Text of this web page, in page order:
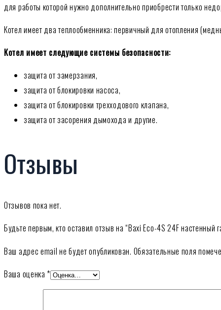
для работы которой нужно дополнительно приобрести только
Котел имеет два теплообменника: первичный для отопления
Котел имеет следующие системы безопасности:
защита от замерзания,
защита от блокировки насоса,
защита от блокировки трехходового клапана,
защита от засорения дымохода и другие.
Отзывы
Отзывов пока нет.
Будьте первым, кто оставил отзыв на “Baxi Eco-4S 24F настенный
Ваш адрес email не будет опубликован. Обязательные поля
Ваша оценка*